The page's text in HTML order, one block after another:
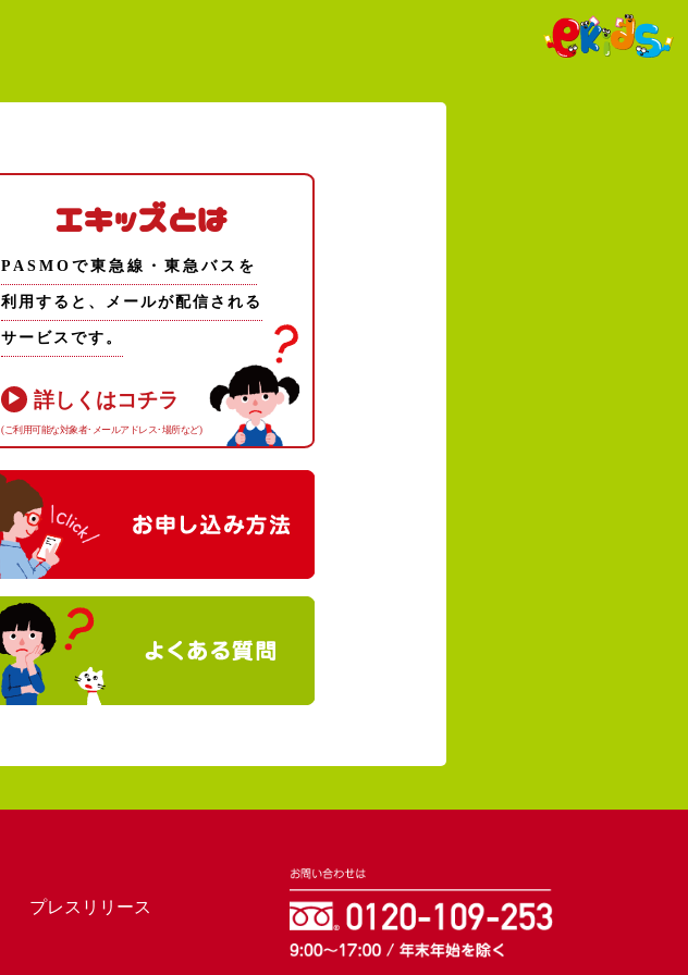
エキッズとは
PASMOで東急線・東急バスを
利用すると、メールが配信される
サービスです。
詳しくはコチラ
(ご利用可能な対象者･メールアドレス･場所など)
プレスリリース